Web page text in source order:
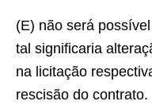
(E) não será
tal significaria
na licitação
rescisão do contrato.